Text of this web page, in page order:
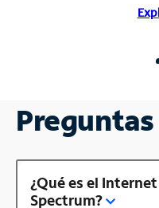
¿Qué es el
Spectrum?